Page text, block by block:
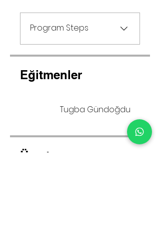
Program Steps
Eğitmenler
Tugba Gündoğdu
Ücret